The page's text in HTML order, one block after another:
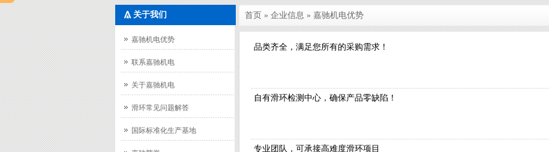
关于我们
嘉驰机电优势
联系嘉驰机电
关于嘉驰机电
滑环常见问题解答
国际标准化生产基地
首页 » 企业信息 » 嘉驰机电优势
品类齐全，满足您所有的采购需求！
自有滑环检测中心，确保产品零缺陷！
专业团队，可承接高难度滑环项目